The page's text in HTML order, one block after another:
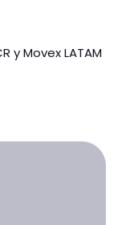
y Movex LATAM